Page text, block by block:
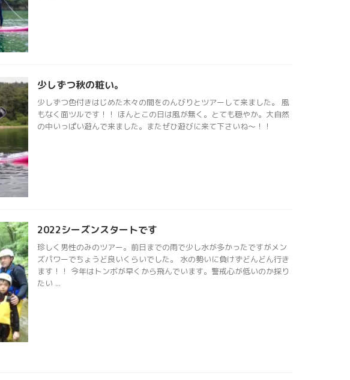
少しずつ秋の粧い。
少しずつ色付きはじめた木々の間をのんびりとツアーして来ました。 風
もなく面ツルです！！ ほんとこの日は風が無く。とても穏やか。大自然
の中いっぱい遊んで来ました。またぜひ遊びに来て下さいね〜！！
2022シーズンスタートです
珍しく男性のみのツアー。前日までの雨で少し水が多かったですがメン
ズパワーでちょうど良いくらいでした。 水の勢いに負けずどんどん行き
ます！！ 今年はトンボが早くから飛んでいます。警戒心が低いのか採り
たい ...